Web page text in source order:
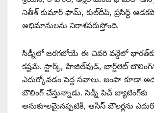
నితీశ్‌ కుమార్‌ ఫామ్‌, కుల్‌దీప్‌, ప్రసిద్ధ్‌
అభిమానులను నిరాశపరుస్తోంది.
సిడ్నీలో జరగబోయే ఈ చివరి వన్డేలో
కష్టమే. స్టార్క్‌, హేజిల్‌వుడ్‌, బార్ట్‌లెట్‌
ఎదుర్కోవడం పెద్ద సవాలు. జంపా కూడా
బౌలింగ్‌ చేస్తున్నాడు. సిడ్నీ పిచ్‌ బ్యాటింగ్‌కు
అనుకూలమైనప్పటికీ, ఆసీస్‌ బౌలర్లను